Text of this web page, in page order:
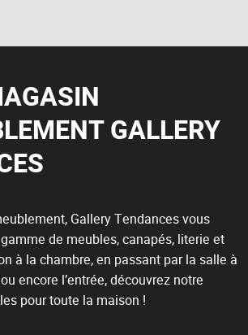
GALLERY
Gallery Tendances vous
de meubles, canapés, literie et
à la chambre, en passant par la salle à
encore l’entrée, découvrez notre
pour toute la maison !